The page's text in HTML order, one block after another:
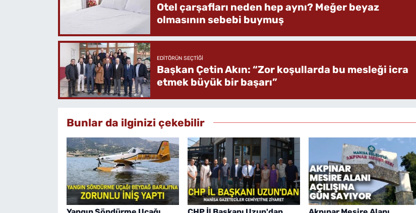
Otel çarşafları neden hep aynı? Meğer beyaz
olmasının sebebi buymuş
EDITÖRÜN SEÇTIĞI
Başkan Çetin Akın: “Zor koşullarda bu mesleği icra
etmek büyük bir başarı”
Bunlar da ilginizi çekebilir